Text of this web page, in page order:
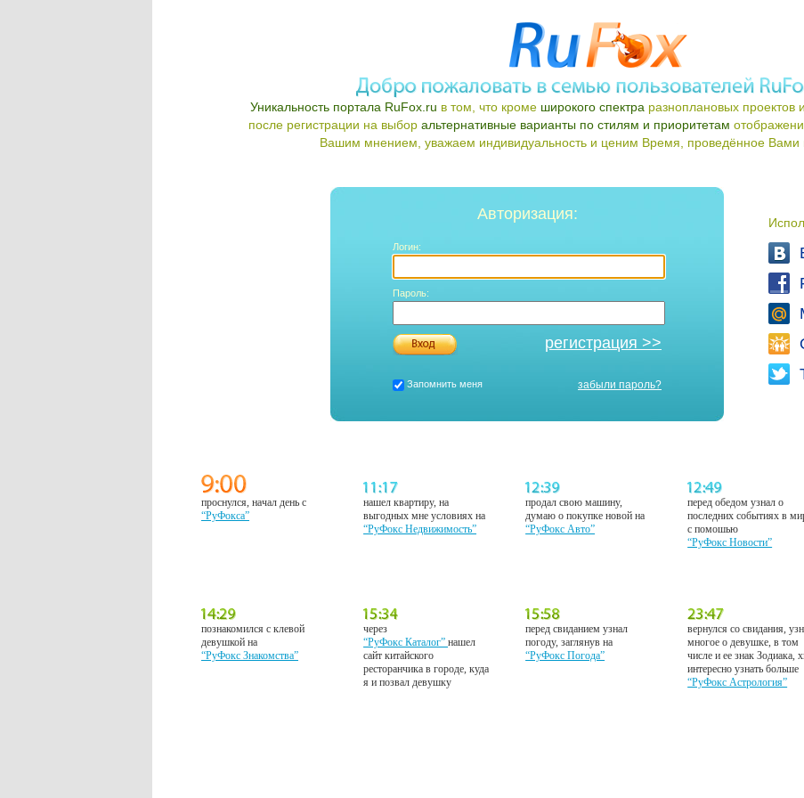
Уникальность портала RuFox.ru в том, что кроме широкого спектра разноплановых проектов
после регистрации на выбор альтернативные варианты по стилям и приоритетам
Вашим мнением, уважаем индивидуальность и ценим Время, проведённое Вами
Авторизация:
Логин:
Пароль:
регистрация >>
Запомнить меня забыли пароль?
проснулся, начал день с
“РуФокса”
нашел квартиру, на
выгодных мне условиях на
“РуФокс Недвижимость”
продал свою машину,
думаю о покупке новой на
“РуФокс Авто”
перед обедом узнал о
последних событиях в
с помошью
“РуФокс Новости”
познакомился с клевой
девушкой на
“РуФокс Знакомства”
через
“РуФокс Каталог”нашел
сайт китайского
ресторанчика в городе, куда
я и позвал девушку
перед свиданием узнал
погоду, заглянув на
“РуФокс Погода”
вернулся со свидания,
многое о девушке, в том
числе и ее знак Зодиака,
интересно узнать больше
“РуФокс Астрология”